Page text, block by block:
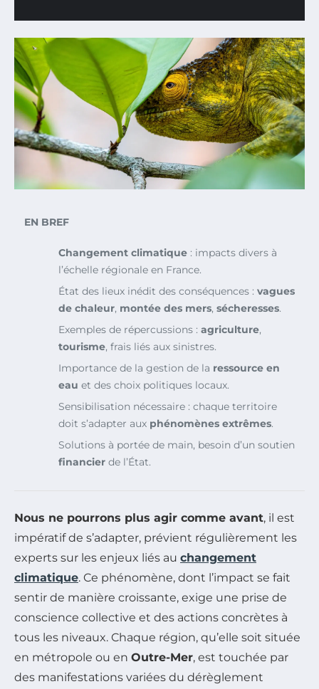
EN BREF
Changement climatique : impacts divers à
l’échelle régionale en France.
État des lieux inédit des conséquences : vagues
de chaleur, montée des mers, sécheresses.
Exemples de répercussions : agriculture,
tourisme, frais liés aux sinistres.
Importance de la gestion de la ressource en
eau et des choix politiques locaux.
Sensibilisation nécessaire : chaque territoire
doit s’adapter aux phénomènes extrêmes.
Solutions à portée de main, besoin d’un soutien
financier de l’État.
Nous ne pourrons plus agir comme avant, il est
impératif de s’adapter, prévient régulièrement les
experts sur les enjeux liés au changement
climatique. Ce phénomène, dont l’impact se fait
sentir de manière croissante, exige une prise de
conscience collective et des actions concrètes à
tous les niveaux. Chaque région, qu’elle soit située
en métropole ou en Outre-Mer, est touchée par
des manifestations variées du dérèglement